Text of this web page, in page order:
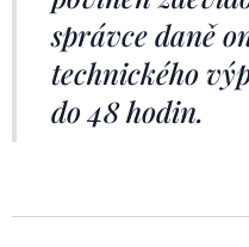
správce daně
technického
do 48 hodin.